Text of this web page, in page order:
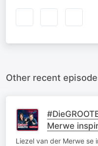
Other recent
Merwe
Liezel van der Merwe se